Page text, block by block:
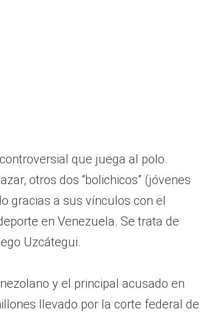
que juega al polo.
otros dos “bolichicos” (jóvenes
gracias a sus vínculos con el
en Venezuela. Se trata de
Uzcátegui.
y el principal acusado en
llevado por la corte federal de